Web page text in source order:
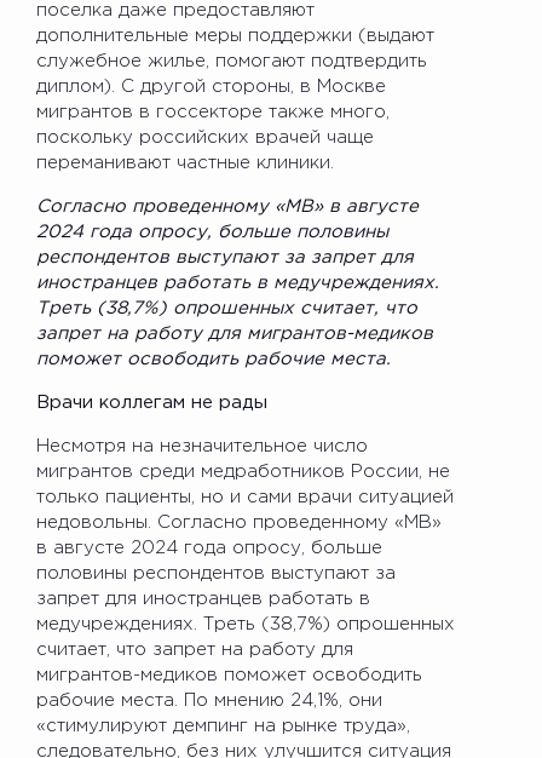
поселка даже предоставляют
дополнительные меры поддержки (выдают
служебное жилье, помогают подтвердить
диплом). С другой стороны, в Москве
мигрантов в госсекторе также много,
поскольку российских врачей чаще
переманивают частные клиники.
Согласно проведенному «МВ» в августе
2024 года опросу, больше половины
респондентов выступают за запрет для
иностранцев работать в медучреждениях.
Треть (38,7%) опрошенных считает, что
запрет на работу для мигрантов-медиков
поможет освободить рабочие места.
Врачи коллегам не рады
Несмотря на незначительное число
мигрантов среди медработников России, не
только пациенты, но и сами врачи ситуацией
недовольны. Согласно проведенному «МВ»
в августе 2024 года опросу, больше
половины респондентов выступают за
запрет для иностранцев работать в
медучреждениях. Треть (38,7%) опрошенных
считает, что запрет на работу для
мигрантов-медиков поможет освободить
рабочие места. По мнению 24,1%, они
«стимулируют демпинг на рынке труда»,
следовательно, без них улучшится ситуация